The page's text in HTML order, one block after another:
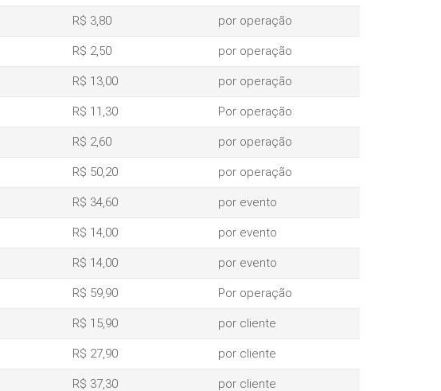
R$ 3,80 por operação
R$ 2,50 por operação
R$ 13,00 por operação
R$ 11,30 Por operação
R$ 2,60 por operação
R$ 50,20 por operação
R$ 34,60 por evento
R$ 14,00 por evento
R$ 14,00 por evento
R$ 59,90 Por operação
R$ 15,90 por cliente
R$ 27,90 por cliente
R$ 37,30 por cliente